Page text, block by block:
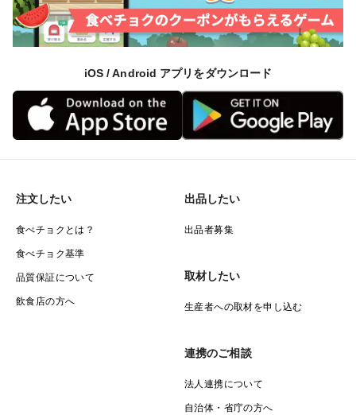
◯ 血糖値上昇抑制と糖尿病予防 ◯
液中の血糖値の上昇を抑える働きがあります。継続的な
摂取によってインスリンのはたらきが向上し、細胞にブ
ドウ糖が吸収されやすくなり、急な血糖値の上昇がしだ
いに改善され、糖尿病予防や改善が期待できます。
イヌリンは、腸内のビフィズス菌などの善玉菌の餌にな
ります。菊芋を食べることで悪玉菌が減少し、腸内環境
が整っていきます。善玉菌が増えると、「便秘解消」や
「血液をサラサラに」したり、「アンチエイジング」な
どの様々な健康効果が期待できます。
菊芋はイヌリンだけでなく、各種ビタミン類やカリウ
ム、マグネシウム、カルシウム、リン、亜鉛、鉄、銅、
ナトリウム ・葉酸 ・セレンなど非常に多くの成分を含
iOS / Android アプリをダウンロード
注文したい
食べチョクとは？
食べチョク基準
品質保証について
飲食店の方へ
出品したい
出品者募集
取材したい
生産者への取材を申し込む
連携のご相談
法人連携について
自治体・省庁の方へ